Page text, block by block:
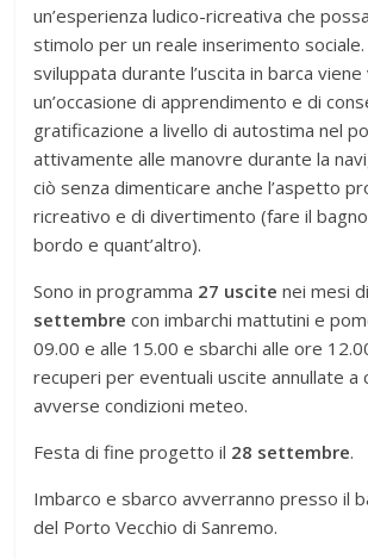
un’esperienza ludico-ricreativa che
stimolo per un reale inserimento sociale.
sviluppata durante l’uscita in barca
un’occasione di apprendimento e di
gratificazione a livello di autostima nel
attivamente alle manovre durante la
ciò senza dimenticare anche l’aspetto
ricreativo e di divertimento (fare il
bordo e quant’altro).
Sono in programma 27 uscite nei mesi di
settembre con imbarchi mattutini e
09.00 e alle 15.00 e sbarchi alle ore
recuperi per eventuali uscite annullate a
avverse condizioni meteo.
Festa di fine progetto il 28 settembre.
Imbarco e sbarco avverranno presso il
del Porto Vecchio di Sanremo.